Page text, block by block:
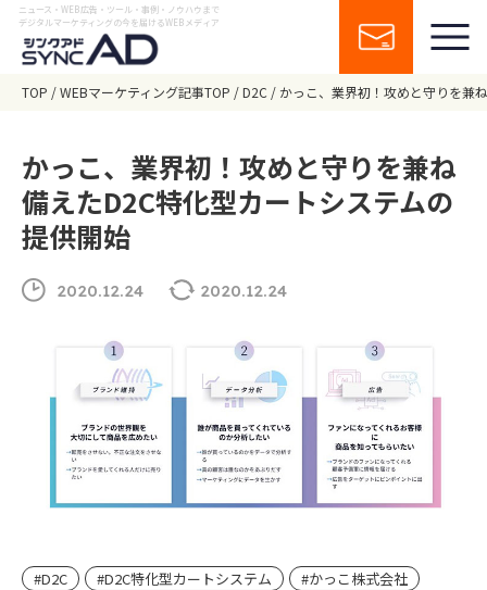
ニュース・WEB広告・ツール・事例・ノウハウまで
デジタルマーケティングの今を届けるWEBメディア
TOP WEBマーケティング記事TOP D2C かっこ、業界初！攻めと守りを兼
かっこ、業界初！攻めと守りを兼ね
備えたD2C特化型カートシステムの
提供開始
2020.12.24 2020.12.24
#D2C #D2C特化型カートシステム
#かっこ株式会社